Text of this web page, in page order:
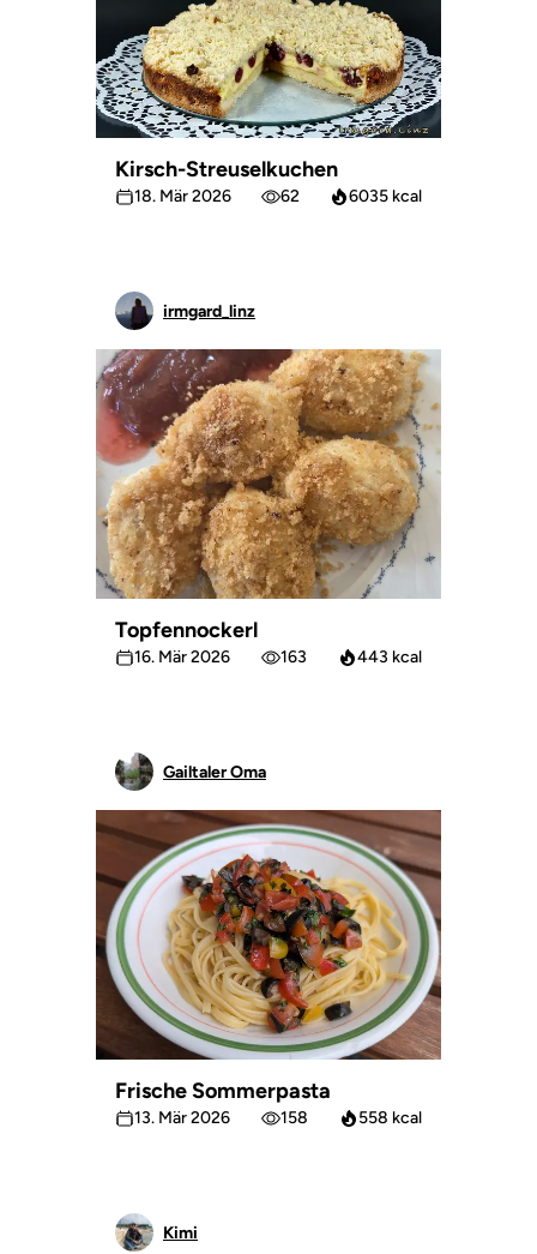
Kirsch-Streuselkuchen
18. Mär 2026 62 6035 kcal
irmgard_linz
Topfennockerl
16. Mär 2026 163 443 kcal
Gailtaler Oma
Frische Sommerpasta
13. Mär 2026 158 558 kcal
Kimi